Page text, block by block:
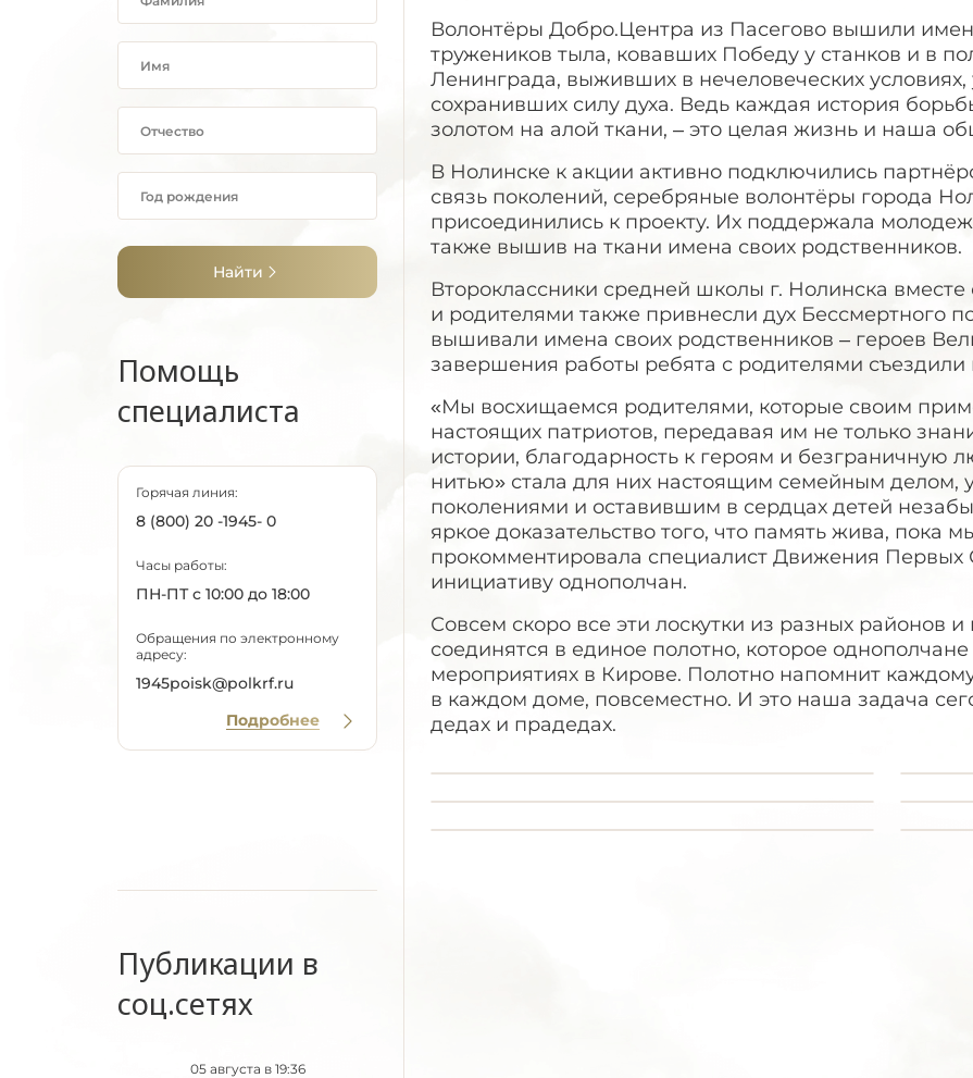
Найти
Помощь
специалиста
Горячая линия:
8 (800) 20 -1945- 0
Часы работы:
ПН-ПТ с 10:00 до 18:00
Обращения по электронному
адресу:
1945poisk@polkrf.ru
Подробнее
Публикации в
соц.сетях
05 августа в 19:36
Волонтёры Добро.Центра из Пасегово вышили
тружеников тыла, ковавших Победу у станков и в
Ленинграда, выживших в нечеловеческих
сохранивших силу духа. Ведь каждая история
золотом на алой ткани, – это целая жизнь и наша
В Нолинске к акции активно подключились
связь поколений, серебряные волонтёры города
присоединились к проекту. Их поддержала
также вышив на ткани имена своих родственников.
Второклассники средней школы г. Нолинска
и родителями также привнесли дух Бессмертного
вышивали имена своих родственников – героев
завершения работы ребята с родителями
«Мы восхищаемся родителями, которые своим
настоящих патриотов, передавая им не только
истории, благодарность к героям и безграничную
нитью» стала для них настоящим семейным делом,
поколениями и оставившим в сердцах детей
яркое доказательство того, что память жива, пока
прокомментировала специалист Движения
инициативу однополчан.
Совсем скоро все эти лоскутки из разных районов
соединятся в единое полотно, которое
мероприятиях в Кирове. Полотно напомнит
в каждом доме, повсеместно. И это наша задача
дедах и прадедах.